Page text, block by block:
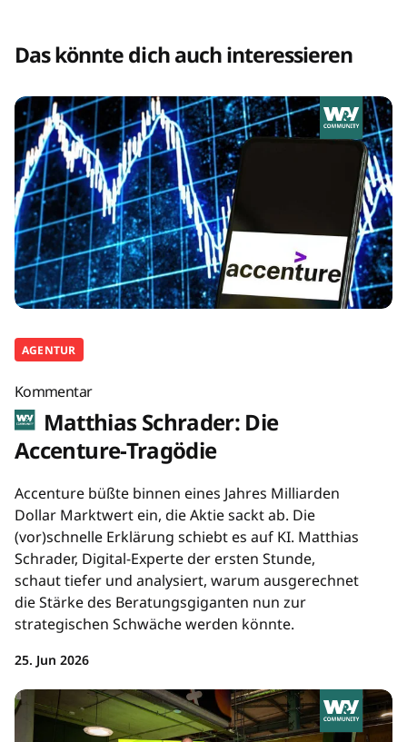
Das könnte dich auch interessieren
AGENTUR
Kommentar
Matthias Schrader: Die
Accenture-Tragödie
Accenture büßte binnen eines Jahres Milliarden
Dollar Marktwert ein, die Aktie sackt ab. Die
(vor)schnelle Erklärung schiebt es auf KI. Matthias
Schrader, Digital-Experte der ersten Stunde,
schaut tiefer und analysiert, warum ausgerechnet
die Stärke des Beratungsgiganten nun zur
strategischen Schwäche werden könnte.
25. Jun 2026